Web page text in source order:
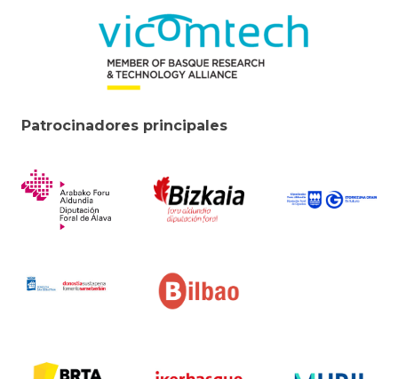
Patrocinadores principales